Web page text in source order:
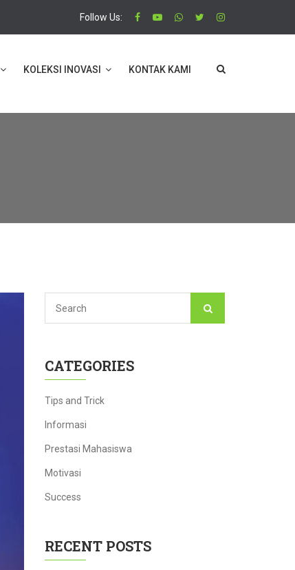
Follow Us:
KOLEKSI INOVASI KONTAK KAMI
CATEGORIES
Tips and Trick
Informasi
Prestasi Mahasiswa
Motivasi
Success
RECENT POSTS